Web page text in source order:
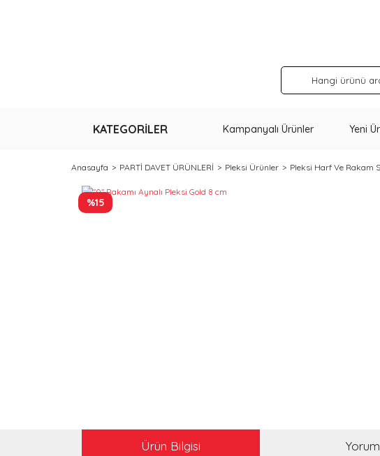
KATEGORİLER Kampanyalı Ürünler Yeni
Anasayfa PARTİ DAVET ÜRÜNLERİ Pleksi Ürünler Pleksi Harf Ve Rakam
%15
Ürün Bilgisi